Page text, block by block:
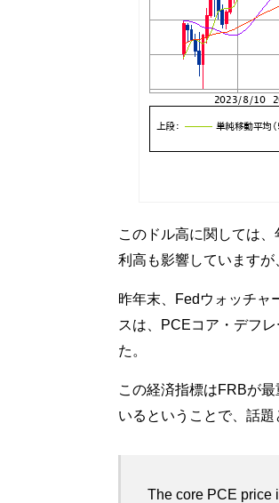
このドル高に関しては
利高も影響していますが
昨年末、Fedウォッチャ
スは、PCEコア・デフ
た。
この経済指標はFRBが
いるということで、話題
The core PCE price